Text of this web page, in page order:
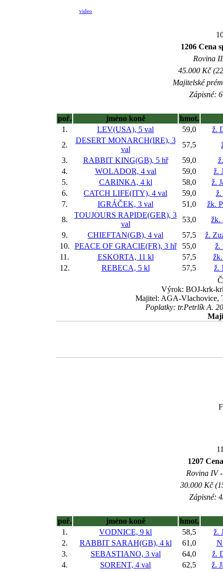
video
1206 Cena
Rovina
45.000 Kč
Majitelské
Zápisné:
poř. jméno koně
hmot.
1.
LEV(USA), 5 val 59,0
ž.
2.
DESERT MONARCH(IRE), 3
val
57,5
3.
RABBIT KING(GB), 5 hř 59,0
4.
WOLADOR, 4 val 59,0
ž.
5.
CARINKA, 4 kl 58,0
ž.
6.
CATCH LIFE(ITY), 4 val 59,0
ž.
7.
IGRÁČEK, 3 val 51,0
žk.
8.
TOUJOURS RAPIDE(GER), 3
val
53,0
žk.
9.
CHIEFTAN(GB), 4 val 57,5
ž.
10.
PEACE OF GRACIE(FR), 3 hř 55,0
ž.
11.
ESKORTA, 11 kl 57,5
12.
REBECA, 5 kl 57,5
ž.
Výrok: BOJ-krk-
Majitel: AGA-Vlachovice,
Poplatky: tr.Petrlík A.
1207
Rovina IV
30.000 Kč
Zápisné:
poř. jméno koně
hmot.
1.
VODNICE, 9 kl 58,5
ž.
2.
RABBIT SARAH(GB), 4 kl 61,0
3.
SEBASTIANO, 3 val 64,0
ž.
4.
SORENT, 4 val 62,5
ž.